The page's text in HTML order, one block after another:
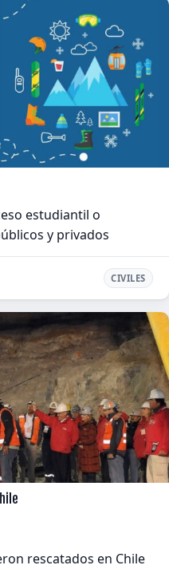
estudiantil o
y privados
CIVILES
rescatados en Chile